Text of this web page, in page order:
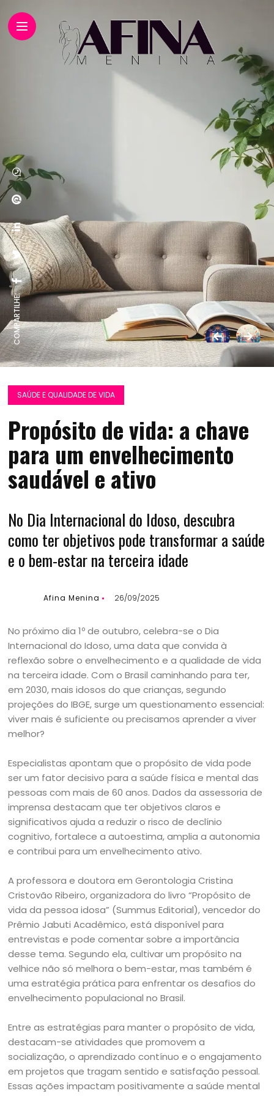
COMPARTILHE:
SAÚDE E QUALIDADE DE VIDA
Propósito de vida: a chave
para um envelhecimento
saudável e ativo
No Dia Internacional do Idoso, descubra
como ter objetivos pode transformar a saúde
e o bem-estar na terceira idade
Afina Menina 26/09/2025
No próximo dia 1º de outubro, celebra-se o Dia
Internacional do Idoso, uma data que convida à
reflexão sobre o envelhecimento e a qualidade de vida
na terceira idade. Com o Brasil caminhando para ter,
em 2030, mais idosos do que crianças, segundo
projeções do IBGE, surge um questionamento essencial:
viver mais é suficiente ou precisamos aprender a viver
melhor?
Especialistas apontam que o propósito de vida pode
ser um fator decisivo para a saúde física e mental das
pessoas com mais de 60 anos. Dados da assessoria de
imprensa destacam que ter objetivos claros e
significativos ajuda a reduzir o risco de declínio
cognitivo, fortalece a autoestima, amplia a autonomia
e contribui para um envelhecimento ativo.
A professora e doutora em Gerontologia Cristina
Cristovão Ribeiro, organizadora do livro “Propósito de
vida da pessoa idosa” (Summus Editorial), vencedor do
Prêmio Jabuti Acadêmico, está disponível para
entrevistas e pode comentar sobre a importância
desse tema. Segundo ela, cultivar um propósito na
velhice não só melhora o bem-estar, mas também é
uma estratégia prática para enfrentar os desafios do
envelhecimento populacional no Brasil.
Entre as estratégias para manter o propósito de vida,
destacam-se atividades que promovem a
socialização, o aprendizado contínuo e o engajamento
em projetos que tragam sentido e satisfação pessoal.
Essas ações impactam positivamente a saúde mental